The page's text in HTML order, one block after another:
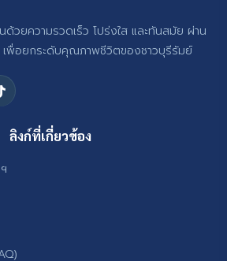
ด้วยความรวดเร็ว โปร่งใส และทันสมัย ผ่าน
เพื่อยกระดับคุณภาพชีวิตของชาวบุรีรัมย์
ลิงก์ที่เกี่ยวข้อง